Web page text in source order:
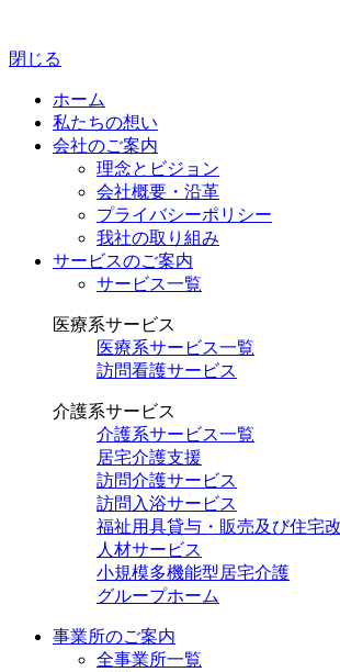
閉じる
ホーム
私たちの想い
会社のご案内
理念とビジョン
会社概要・沿革
プライバシーポリシー
我社の取り組み
サービスのご案内
サービス一覧
医療系サービス
医療系サービス一覧
訪問看護サービス
介護系サービス
介護系サービス一覧
居宅介護支援
訪問介護サービス
訪問入浴サービス
福祉用具貸与・販売及び住宅
人材サービス
小規模多機能型居宅介護
グループホーム
事業所のご案内
全事業所一覧